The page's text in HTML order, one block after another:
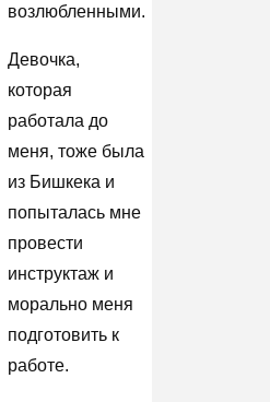
возлюбленными.
Девочка,
которая
работала до
меня, тоже была
из Бишкека и
попыталась мне
провести
инструктаж и
морально меня
подготовить к
работе.